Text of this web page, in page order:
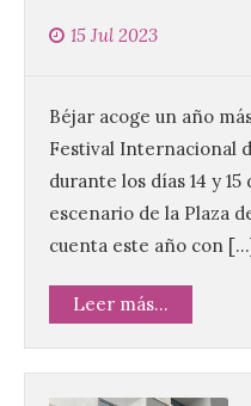
15 Jul 2023
Béjar acoge un año
Festival Internacional
durante los días 14 y
escenario de la Plaza
cuenta este año con
Leer más...